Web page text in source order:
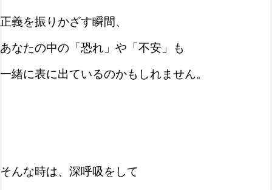
正義を振りかざす瞬間、
あなたの中の「恐れ」や「不安」も
一緒に表に出ているのかもしれません。
そんな時は、深呼吸をして